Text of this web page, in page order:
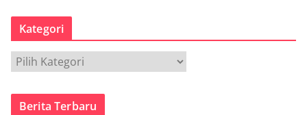
s
p
Kategori
t
Berita Terbaru